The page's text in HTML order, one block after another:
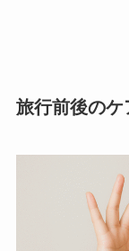
旅行前後の